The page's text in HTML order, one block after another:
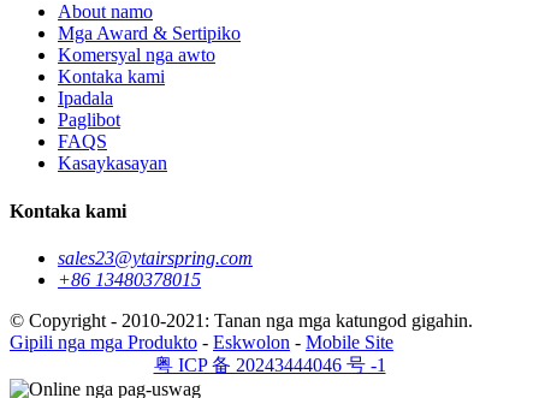
About namo
Mga Award & Sertipiko
Komersyal nga awto
Kontaka kami
Ipadala
Paglibot
FAQS
Kasaykasayan
Kontaka kami
sales23@ytairspring.com
+86 13480378015
© Copyright - 2010-2021: Tanan nga mga katungod gigahin.
Gipili nga mga Produkto - Eskwolon - Mobile Site
粤 ICP 备 20243444046 号 -1